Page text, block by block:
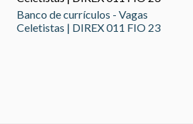
Banco de currículos - Vagas
Celetistas | DIREX 011 FIO 23